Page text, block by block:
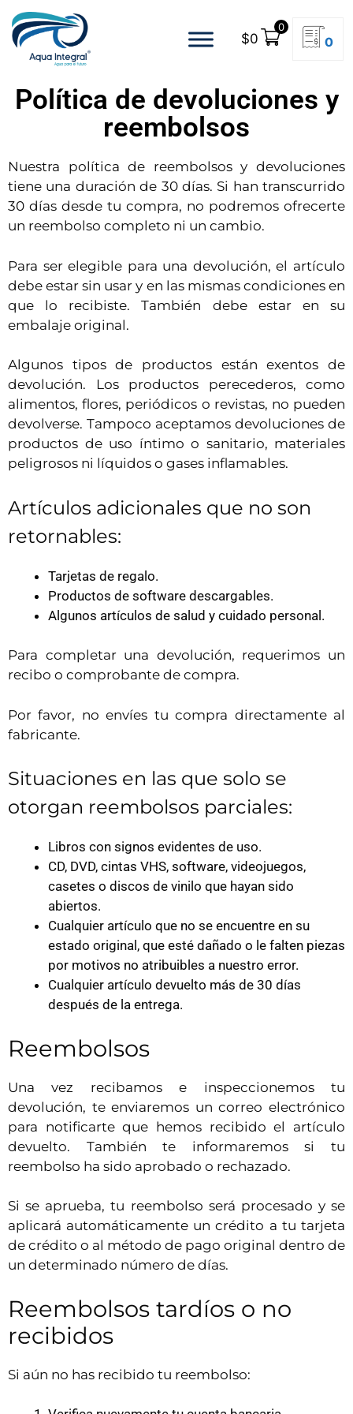
$0
0
0
Política de devoluciones y
reembolsos
Nuestra política de reembolsos y devoluciones
tiene una duración de 30 días. Si han transcurrido
30 días desde tu compra, no podremos ofrecerte
un reembolso completo ni un cambio.
Para ser elegible para una devolución, el artículo
debe estar sin usar y en las mismas condiciones en
que lo recibiste. También debe estar en su
embalaje original.
Algunos tipos de productos están exentos de
devolución. Los productos perecederos, como
alimentos, flores, periódicos o revistas, no pueden
devolverse. Tampoco aceptamos devoluciones de
productos de uso íntimo o sanitario, materiales
peligrosos ni líquidos o gases inflamables.
Artículos adicionales que no son
retornables:
Tarjetas de regalo.
Productos de software descargables.
Algunos artículos de salud y cuidado personal.
Para completar una devolución, requerimos un
recibo o comprobante de compra.
Por favor, no envíes tu compra directamente al
fabricante.
Situaciones en las que solo se
otorgan reembolsos parciales:
Libros con signos evidentes de uso.
CD, DVD, cintas VHS, software, videojuegos,
casetes o discos de vinilo que hayan sido
abiertos.
Cualquier artículo que no se encuentre en su
estado original, que esté dañado o le falten piezas
por motivos no atribuibles a nuestro error.
Cualquier artículo devuelto más de 30 días
después de la entrega.
Reembolsos
Una vez recibamos e inspeccionemos tu
devolución, te enviaremos un correo electrónico
para notificarte que hemos recibido el artículo
devuelto. También te informaremos si tu
reembolso ha sido aprobado o rechazado.
Si se aprueba, tu reembolso será procesado y se
aplicará automáticamente un crédito a tu tarjeta
de crédito o al método de pago original dentro de
un determinado número de días.
Reembolsos tardíos o no
recibidos
Si aún no has recibido tu reembolso: